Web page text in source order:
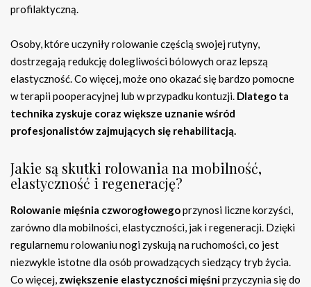
profilaktyczną.
Osoby, które uczyniły rolowanie częścią swojej rutyny,
dostrzegają redukcję dolegliwości bólowych oraz lepszą
elastyczność. Co więcej, może ono okazać się bardzo pomocne
w terapii pooperacyjnej lub w przypadku kontuzji. Dlatego ta
technika zyskuje coraz większe uznanie wśród
profesjonalistów zajmujących się rehabilitacją.
Jakie są skutki rolowania na mobilność,
elastyczność i regenerację?
Rolowanie mięśnia czworogłowegoprzynosi liczne korzyści,
zarówno dla mobilności, elastyczności, jak i regeneracji. Dzięki
regularnemu rolowaniu nogi zyskują na ruchomości, co jest
niezwykle istotne dla osób prowadzących siedzący tryb życia.
Co więcej, zwiększenie elastyczności mięśniprzyczynia się do